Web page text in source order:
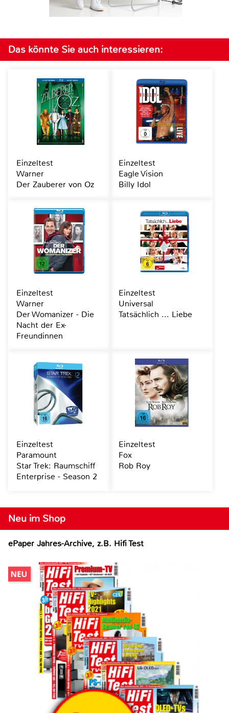
Neu im Shop
ePaper Jahres-Archive, z.B. Hifi Test
Das könnte Sie auch interessieren:
Einzeltest
Warner
Der Zauberer von Oz
Einzeltest
Eagle Vision
Billy Idol
Einzeltest
Warner
Der Womanizer - Die
Nacht der Ex-
Freundinnen
Einzeltest
Universal
Tatsächlich ... Liebe
Einzeltest
Paramount
Star Trek: Raumschiff
Enterprise - Season 2
Einzeltest
Fox
Rob Roy